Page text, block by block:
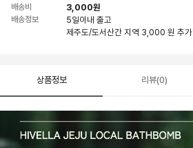
배송비 3,000원
배송정보 5일이내 출고
제주도/도서산간 지역 3,000 원 추가
상품정보 리뷰(0)